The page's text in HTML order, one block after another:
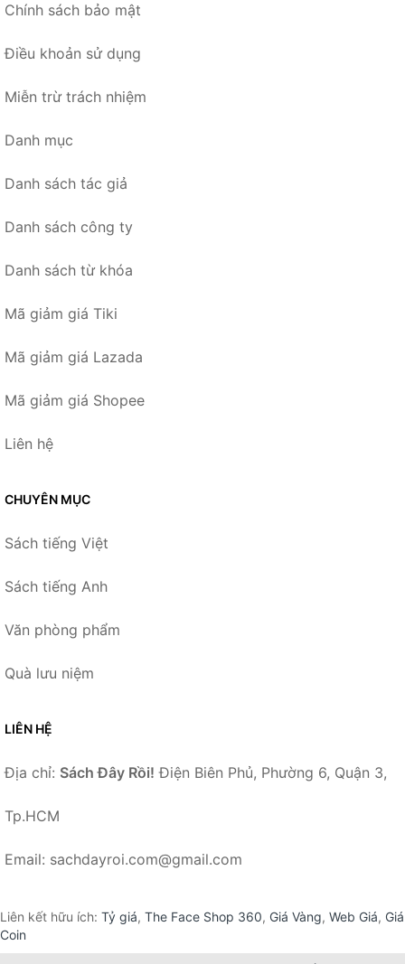
Chính sách bảo mật
Điều khoản sử dụng
Miễn trừ trách nhiệm
Danh mục
Danh sách tác giả
Danh sách công ty
Danh sách từ khóa
Mã giảm giá Tiki
Mã giảm giá Lazada
Mã giảm giá Shopee
Liên hệ
CHUYÊN MỤC
Sách tiếng Việt
Sách tiếng Anh
Văn phòng phẩm
Quà lưu niệm
LIÊN HỆ
Địa chỉ: Sách Đây Rồi! Điện Biên Phủ, Phường 6, Quận 3,
Tp.HCM
Email: sachdayroi.com@gmail.com
Liên kết hữu ích: Tỷ giá, The Face Shop 360, Giá Vàng, Web Giá, Giá
Coin